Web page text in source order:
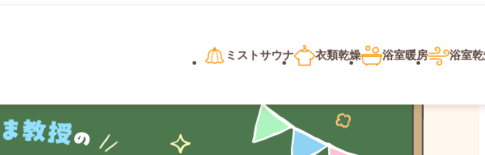
ミストサウナ 衣類乾燥 浴室暖房 浴室